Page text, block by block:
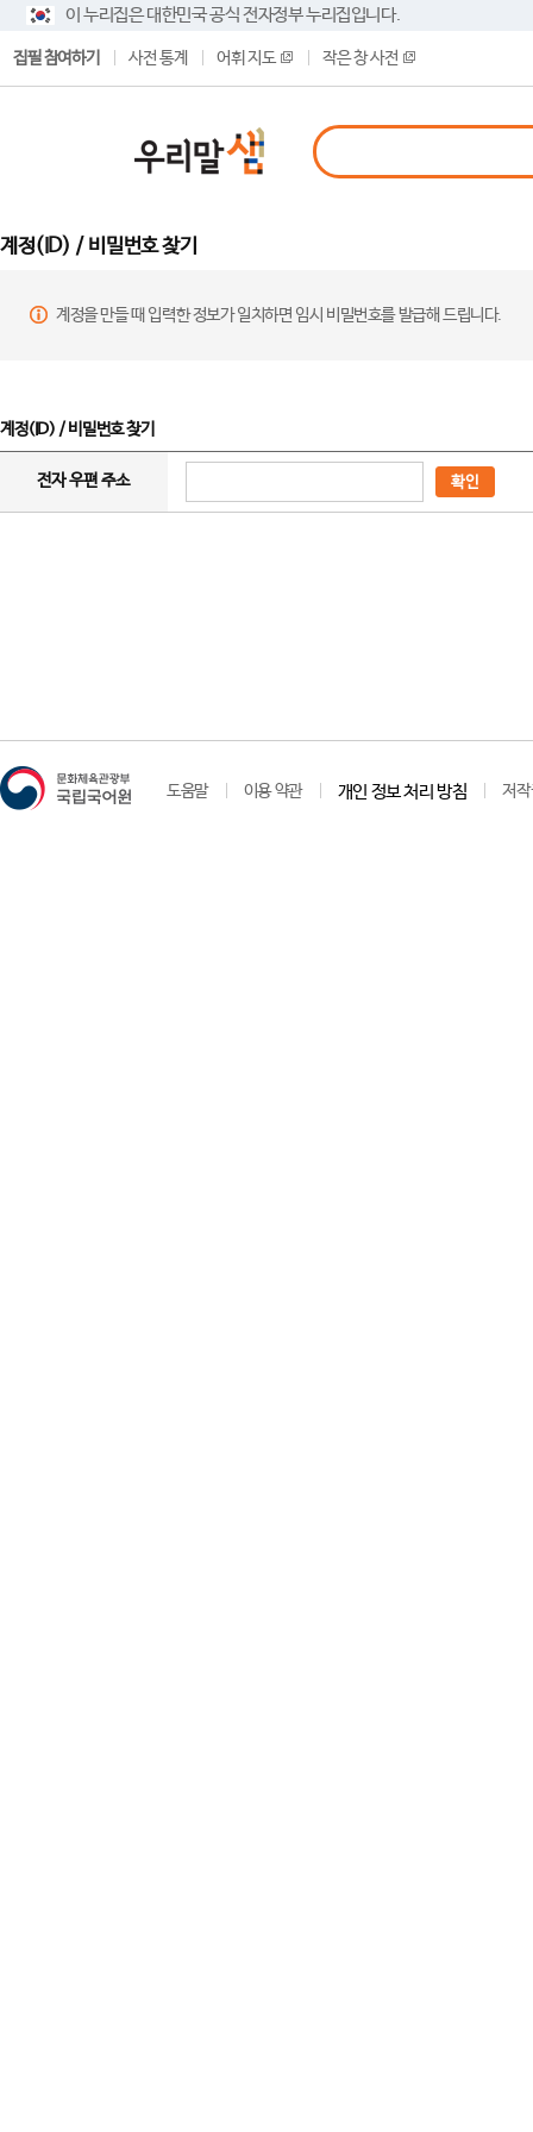
이 누리집은 대한민국 공식 전자정부 누리집입니다.
집필 참여하기 사전 통계 어휘 지도 작은 창 사전
계정(ID) / 비밀번호 찾기
계정을 만들 때 입력한 정보가 일치하면 임시 비밀번호를 발급해 드립니다.
계정(ID) / 비밀번호 찾기
전자 우편 주소 확인
도움말 이용 약관 개인 정보 처리 방침 저